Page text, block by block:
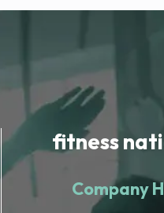
fitness
Company